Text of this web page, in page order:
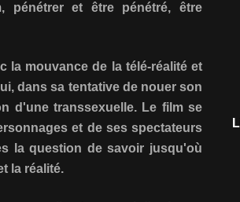
pénétrer et être pénétré, être
la mouvance de la télé-réalité et
dans sa tentative de nouer son
d'une transsexuelle. Le film se
et de ses spectateurs
la question de savoir jusqu'où
la réalité.